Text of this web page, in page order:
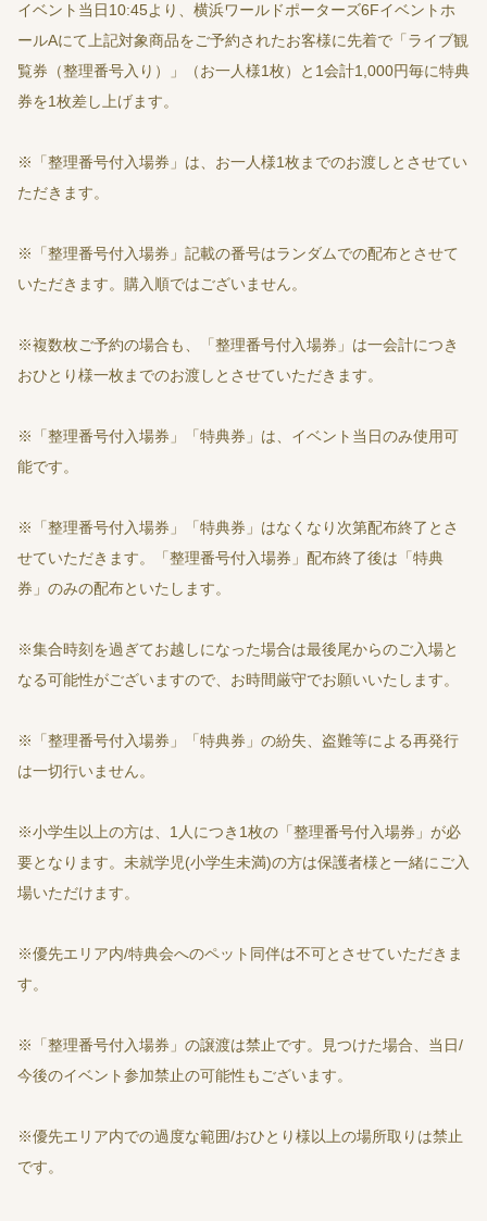
イベント当日10:45より、横浜ワールドポーターズ6Fイベントホ
ールAにて上記対象商品をご予約されたお客様に先着で「ライブ観
覧券（整理番号入り）」（お一人様1枚）と1会計1,000円毎に特典
券を1枚差し上げます。
※「整理番号付入場券」は、お一人様1枚までのお渡しとさせてい
ただきます。
※「整理番号付入場券」記載の番号はランダムでの配布とさせて
いただきます。購入順ではございません。
※複数枚ご予約の場合も、「整理番号付入場券」は一会計につき
おひとり様一枚までのお渡しとさせていただきます。
※「整理番号付入場券」「特典券」は、イベント当日のみ使用可
能です。
※「整理番号付入場券」「特典券」はなくなり次第配布終了とさ
せていただきます。「整理番号付入場券」配布終了後は「特典
券」のみの配布といたします。
※集合時刻を過ぎてお越しになった場合は最後尾からのご入場と
なる可能性がございますので、お時間厳守でお願いいたします。
※「整理番号付入場券」「特典券」の紛失、盗難等による再発行
は一切行いません。
※小学生以上の方は、1人につき1枚の「整理番号付入場券」が必
要となります。未就学児(小学生未満)の方は保護者様と一緒にご入
場いただけます。
※優先エリア内/特典会へのペット同伴は不可とさせていただきま
す。
※「整理番号付入場券」の譲渡は禁止です。見つけた場合、当日/
今後のイベント参加禁止の可能性もございます。
※優先エリア内での過度な範囲/おひとり様以上の場所取りは禁止
です。